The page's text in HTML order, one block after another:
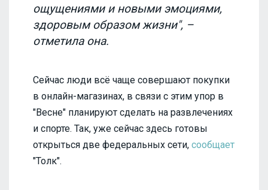
ощущениями и новыми эмоциями,
здоровым образом жизни", –
отметила она.
Сейчас люди всё чаще совершают покупки
в онлайн-магазинах, в связи с этим упор в
"Весне" планируют сделать на развлечениях
и спорте. Так, уже сейчас здесь готовы
открыться две федеральных сети, сообщает
"Толк".